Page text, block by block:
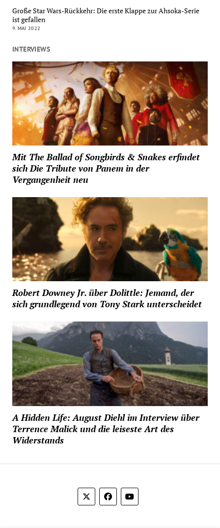
Große Star Wars-Rückkehr: Die erste Klappe zur Ahsoka-Serie
ist gefallen
9. MAI 2022
INTERVIEWS
Mit The Ballad of Songbirds & Snakes erfindet
sich Die Tribute von Panem in der
Vergangenheit neu
Robert Downey Jr. über Dolittle: Jemand, der
sich grundlegend von Tony Stark unterscheidet
A Hidden Life: August Diehl im Interview über
Terrence Malick und die leiseste Art des
Widerstands